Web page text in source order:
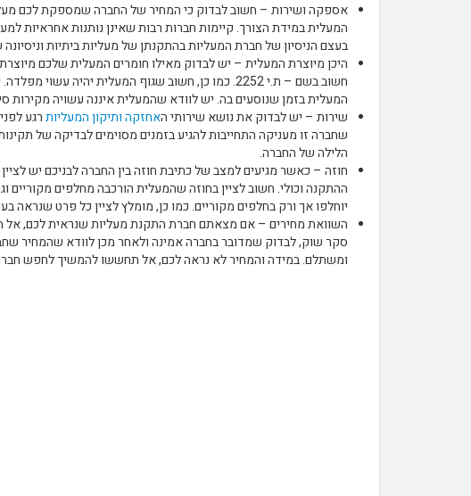
אספקה ושירות – חשוב לבדוק כי המחיר של החברה שמספקת לכם
המעלית במידת הצורך. קיימות חברות רבות שאינן נותנות אחראיות
בעצם הניסיון של חברת המעליות בהתקנתן של מעליות ביתיות
היכן מיוצרת המעלית – יש לבדוק מאילו חומרים המעלית שלכם
חשוב בשם – ת.י 2252. כמו כן, חשוב שגוף המעלית יהיה
המעלית בזמן שנוסעים בה. יש לוודא שהמעלית איננה עשויה מקירות
שירות – יש לבדוק את נושא שירותי האחזקה ותיקון המעליותרגע
שחברה זו מעניקה התחייבות להגיע בזמנים מסוימים לבדיקה של
הלילה של החברה.
חוזה – כאשר מגיעים למצב של כתיבת חוזה בין החברה לבניכם יש
ההתקנה וכולי. חשוב לציין בחוזה שהמעלית הורכבה מחלפים
יוחלפו אך ורק בחלפים מקוריים. כמו כן, מומלץ לציין כל פרט שנראה
השוואת מחירים – אם מצאתם חברת התקנת מעליות שנראית לכם, אל
סקר שוק, לבדוק שמדובר בחברה אמינה ולאחר מכן לוודא שהמחיר
ומשתלם. במידה והמחיר לא נראה לכם, אל תחששו להמשיך לחפש